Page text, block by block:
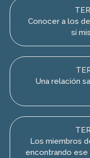
Conocer a los
sí
Una relación
Los miembros
encontrando ese